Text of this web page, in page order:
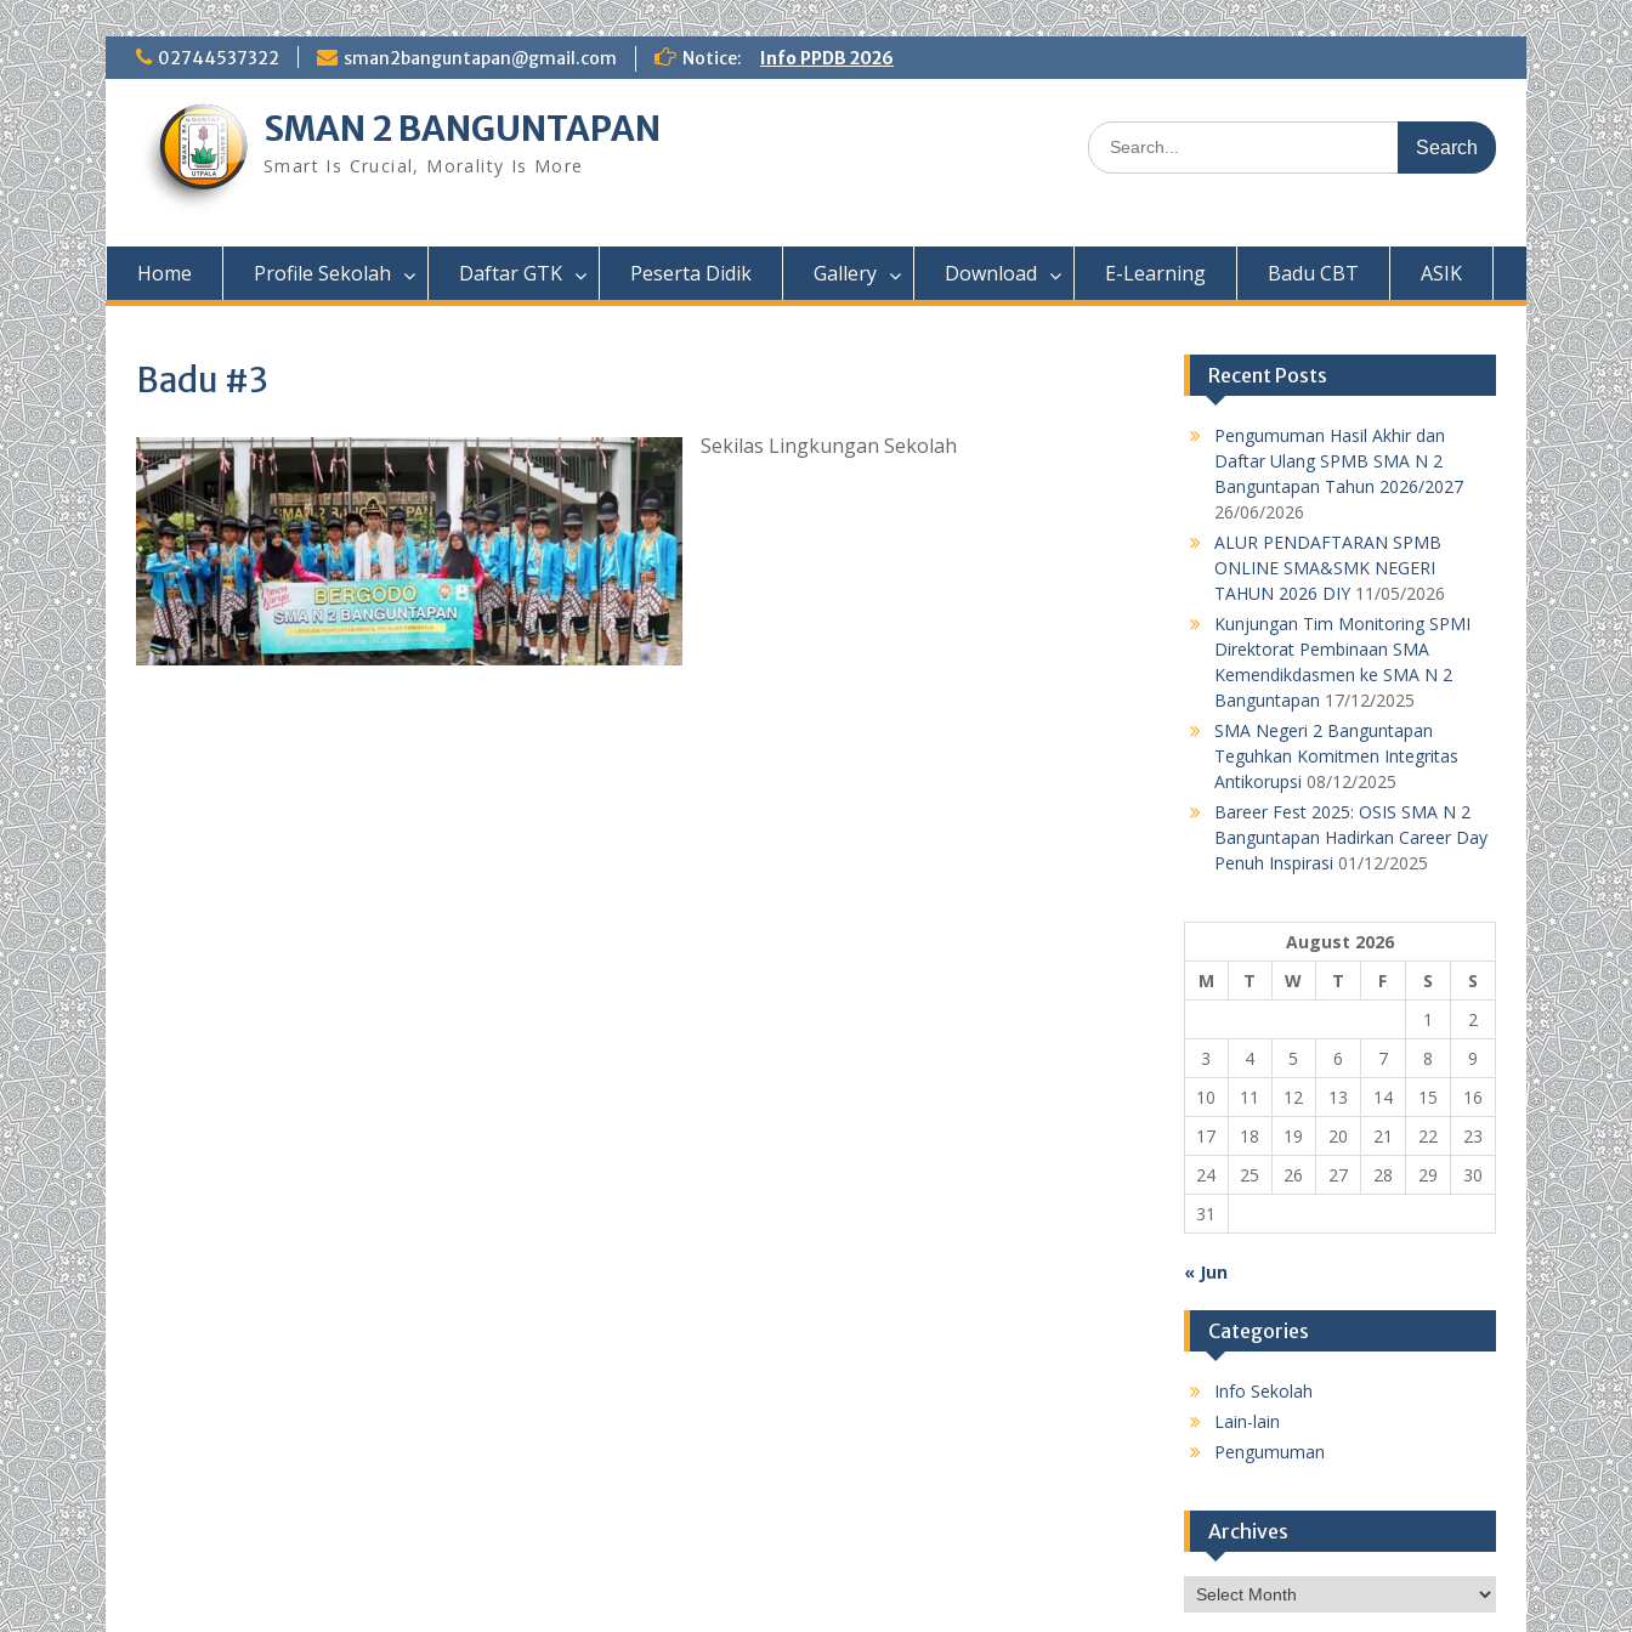
Skip
to
02744537322 sman2banguntapan@gmail.com Notice: Info PPDB 2026
SMAN 2 BANGUNTAPAN
Smart Is Crucial, Morality Is More
Search
for:
Home Profile Sekolah Daftar GTK Peserta Didik Gallery Download E-Learning Badu CBT ASIK
Badu #3
Sekilas Lingkungan Sekolah
Recent Posts
Pengumuman Hasil Akhir dan
Daftar Ulang SPMB SMA N 2
Banguntapan Tahun 2026/2027
26/06/2026
ALUR PENDAFTARAN SPMB
ONLINE SMA&SMK NEGERI
TAHUN 2026 DIY 11/05/2026
Kunjungan Tim Monitoring SPMI
Direktorat Pembinaan SMA
Kemendikdasmen ke SMA N 2
Banguntapan 17/12/2025
SMA Negeri 2 Banguntapan
Teguhkan Komitmen Integritas
Antikorupsi 08/12/2025
Bareer Fest 2025: OSIS SMA N 2
Banguntapan Hadirkan Career Day
Penuh Inspirasi 01/12/2025
August 2026
M
T W T F S
S
1
2
3
4 5 6 7 8
9
10
11 12 13 14 15
16
17
18 19 20 21 22
23
24
25 26 27 28 29
30
31
« Jun
Categories
Info Sekolah
Lain-lain
Pengumuman
Archives
Archives